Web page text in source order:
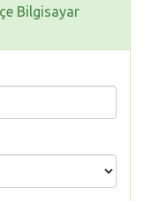
Bilgisayar